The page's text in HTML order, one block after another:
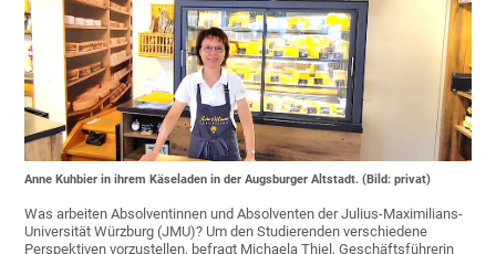
Anne Kuhbier in ihrem Käseladen in der Augsburger Altstadt. (Bild: privat)
Was arbeiten Absolventinnen und Absolventen der Julius-Maximilians-
Universität Würzburg (JMU)? Um den Studierenden verschiedene
Perspektiven vorzustellen, befragt Michaela Thiel, Geschäftsführerin